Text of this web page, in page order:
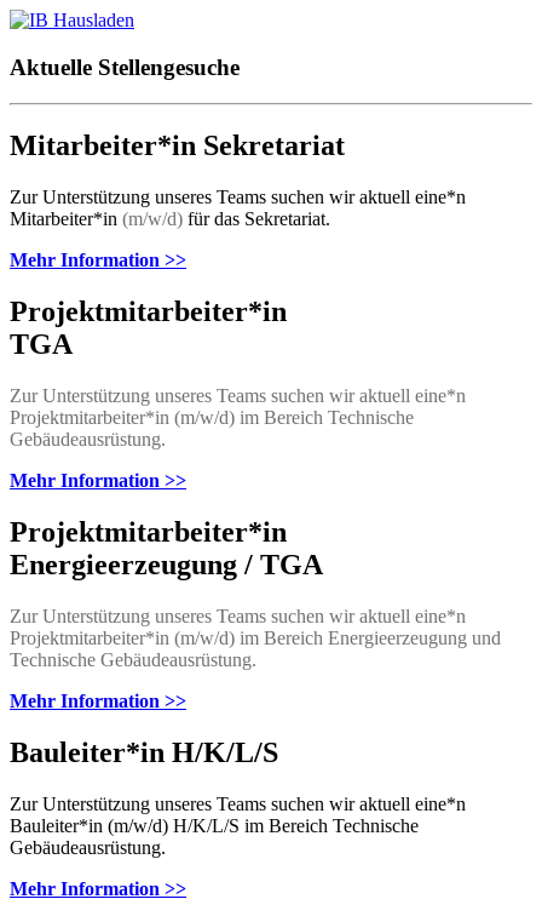
Aktuelle Stellengesuche
Mitarbeiter*in Sekretariat
Zur Unterstützung unseres Teams suchen wir aktuell eine*n
Mitarbeiter*in (m/w/d) für das Sekretariat.
Mehr Information >>
Projektmitarbeiter*in
TGA
Zur Unterstützung unseres Teams suchen wir aktuell eine*n
Projektmitarbeiter*in (m/w/d) im Bereich Technische
Gebäudeausrüstung.
Mehr Information >>
Projektmitarbeiter*in
Energieerzeugung / TGA
Zur Unterstützung unseres Teams suchen wir aktuell eine*n
Projektmitarbeiter*in (m/w/d) im Bereich Energieerzeugung und
Technische Gebäudeausrüstung.
Mehr Information >>
Bauleiter*in H/K/L/S
Zur Unterstützung unseres Teams suchen wir aktuell eine*n
Bauleiter*in (m/w/d) H/K/L/S im Bereich Technische
Gebäudeausrüstung.
Mehr Information >>